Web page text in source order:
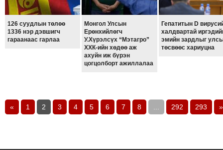
126 суудлын төлөө
1336 нэр дэвшигч
гараанаас гарлаа
Монгол Улсын
Ерөнхийлөгч
У.Хүрэлсүх “Мэтагро”
ХХК-ийн хөдөө аж
ахуйн иж бүрэн
цогцолборт ажиллалаа
Гепатитын D
халдвартай
эмийн зардлыг
төсвөөс хариуцна
« 1 2 3 4 5 6 7 8 ... 292 293 »